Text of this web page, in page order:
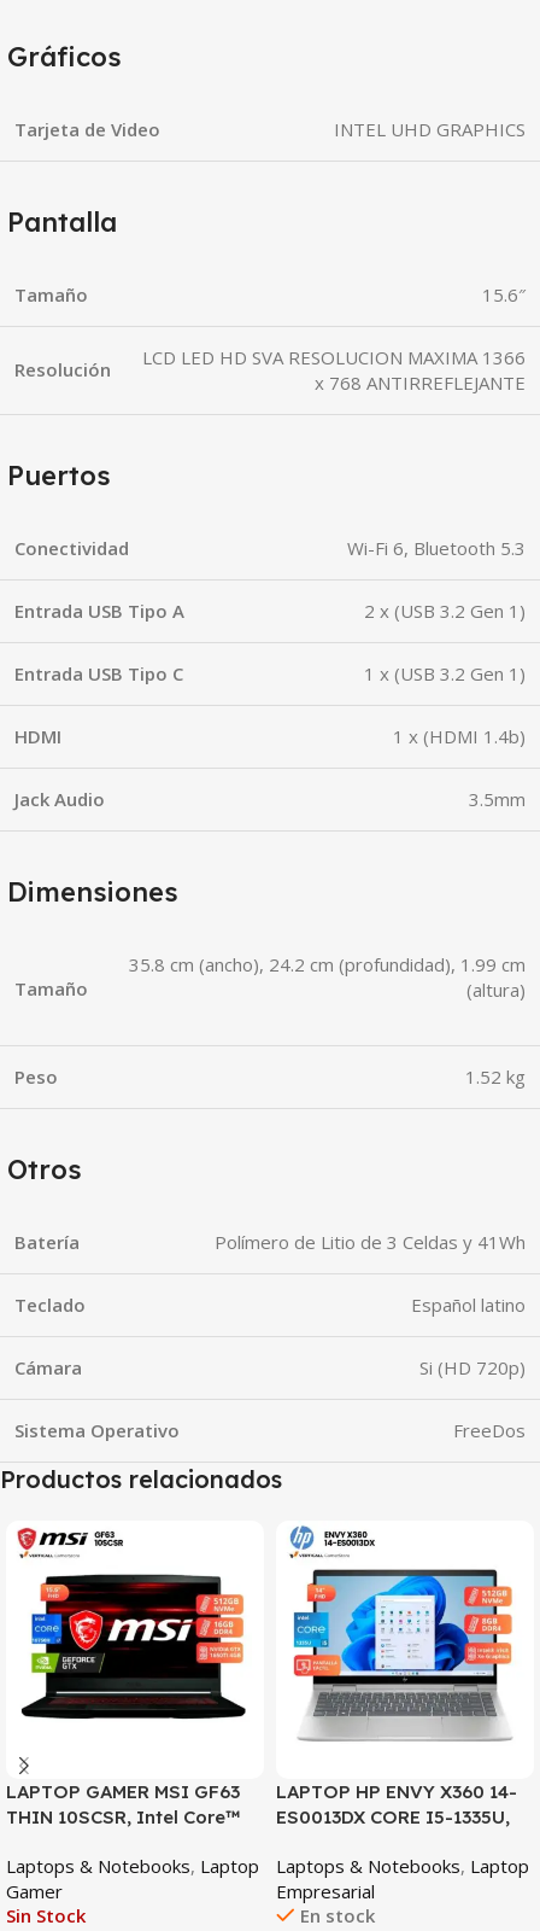
Gráficos
Tarjeta de Video INTEL UHD GRAPHICS
Pantalla
Tamaño 15.6″
Resolución
LCD LED HD SVA RESOLUCION MAXIMA 1366
x 768 ANTIRREFLEJANTE
Puertos
Conectividad Wi-Fi 6, Bluetooth 5.3
Entrada USB Tipo A 2 x (USB 3.2 Gen 1)
Entrada USB Tipo C 1 x (USB 3.2 Gen 1)
HDMI 1 x (HDMI 1.4b)
Jack Audio 3.5mm
Dimensiones
Tamaño
35.8 cm (ancho), 24.2 cm (profundidad), 1.99 cm
(altura)
Peso 1.52 kg
Otros
Batería Polímero de Litio de 3 Celdas y 41Wh
Teclado Español latino
Cámara Si (HD 720p)
Sistema Operativo FreeDos
Productos relacionados
SALE
LAPTOP GAMER MSI GF63
THIN 10SCSR, Intel Core™
512GB SSD, NVIDIA
GeForce GTX 1650 Ti 4GB,
Pantalla 15.6” FHD IPS
Laptops & Notebooks, Laptop
Gamer
Sin Stock
LAPTOP HP ENVY X360 14-
ES0013DX CORE I5-1335U,
FHD TACTIL
Laptops & Notebooks, Laptop
Empresarial
En stock